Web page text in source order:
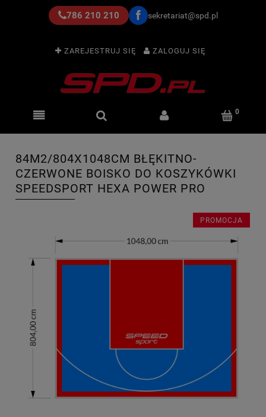
786 210 210 sekretariat@spd.pl
ZAREJESTRUJ SIĘ ZALOGUJ SIĘ
84M2/804X1048CM BŁĘKITNO-
CZERWONE BOISKO DO KOSZYKÓWKI
SPEEDSPORT HEXA POWER PRO
PROMOCJA